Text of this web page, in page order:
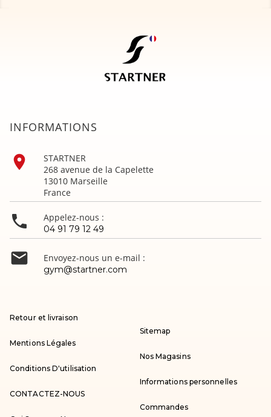
INFORMATIONS

STARTNER
268 avenue de la Capelette
13010 Marseille
France
 Appelez-nous :
04 91 79 12 49
 Envoyez-nous un e-mail :
gym@startner.com
Retour et livraison
Mentions Légales
Conditions D'utilisation
CONTACTEZ-NOUS
Sitemap
Nos Magasins
Informations personnelles
Commandes